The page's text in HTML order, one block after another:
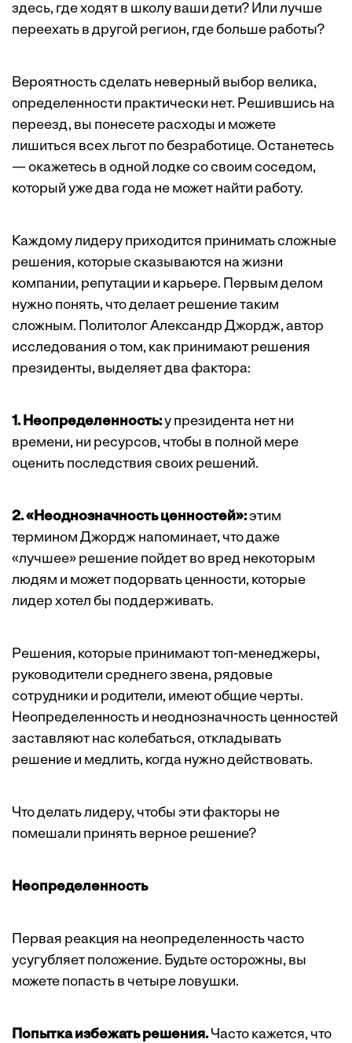
здесь, где ходят в школу ваши дети? Или лучше
переехать в другой регион, где больше работы?
Вероятность сделать неверный выбор велика,
определенности практически нет. Решившись на
переезд, вы понесете расходы и можете
лишиться всех льгот по безработице. Останетесь
— окажетесь в одной лодке со своим соседом,
который уже два года не может найти работу.
Каждому лидеру приходится принимать сложные
решения, которые сказываются на жизни
компании, репутации и карьере. Первым делом
нужно понять, что делает решение таким
сложным. Политолог Александр Джордж, автор
исследования о том, как принимают решения
президенты, выделяет два фактора:
1. Неопределенность:у президента нет ни
времени, ни ресурсов, чтобы в полной мере
оценить последствия своих решений.
2.«Неоднозначность ценностей»:этим
термином Джордж напоминает, что даже
«лучшее» решение пойдет во вред некоторым
людям и может подорвать ценности, которые
лидер хотел бы поддерживать.
Решения, которые принимают топ-менеджеры,
руководители среднего звена, рядовые
сотрудники и родители, имеют общие черты.
Неопределенность и неоднозначность ценностей
заставляют нас колебаться, откладывать
решение и медлить, когда нужно действовать.
Что делать лидеру, чтобы эти факторы не
помешали принять верное решение?
Неопределенность
Первая реакция на неопределенность часто
усугубляет положение. Будьте осторожны, вы
можете попасть в четыре ловушки.
Попытка избежать решения.Часто кажется, что